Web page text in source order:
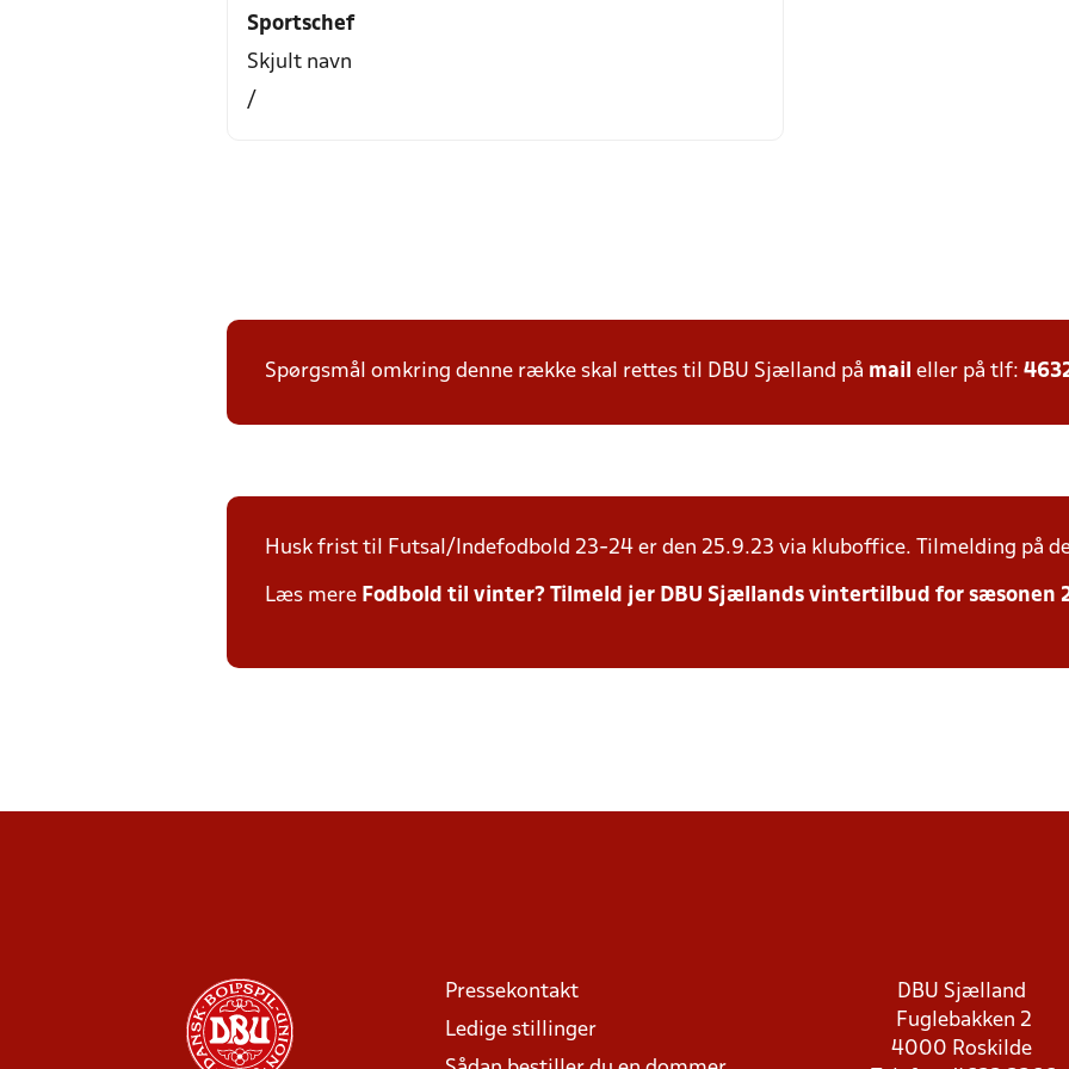
Sportschef
Skjult navn
/
Spørgsmål omkring denne række skal rettes til DBU Sjælland på mail eller på tlf:
Husk frist til Futsal/Indefodbold 23-24 er den 25.9.23 via kluboffice. Tilmelding på
Læs mere Fodbold til vinter? Tilmeld jer DBU Sjællands vintertilbud for sæsonen
Pressekontakt
Ledige stillinger
DBU Sjælland
Fuglebakken 2
4000 Roskilde